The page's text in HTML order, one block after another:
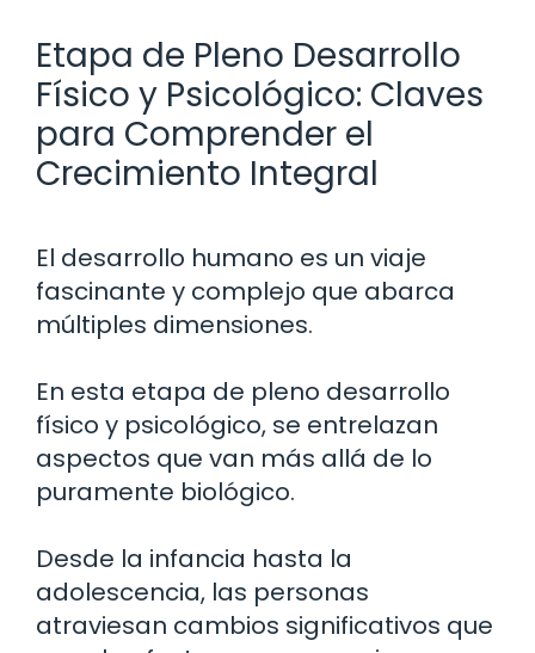
Etapa de Pleno Desarrollo
Físico y Psicológico: Claves
para Comprender el
Crecimiento Integral
El desarrollo humano es un viaje
fascinante y complejo que abarca
múltiples dimensiones.
En esta etapa de pleno desarrollo
físico y psicológico, se entrelazan
aspectos que van más allá de lo
puramente biológico.
Desde la infancia hasta la
adolescencia, las personas
atraviesan cambios significativos que